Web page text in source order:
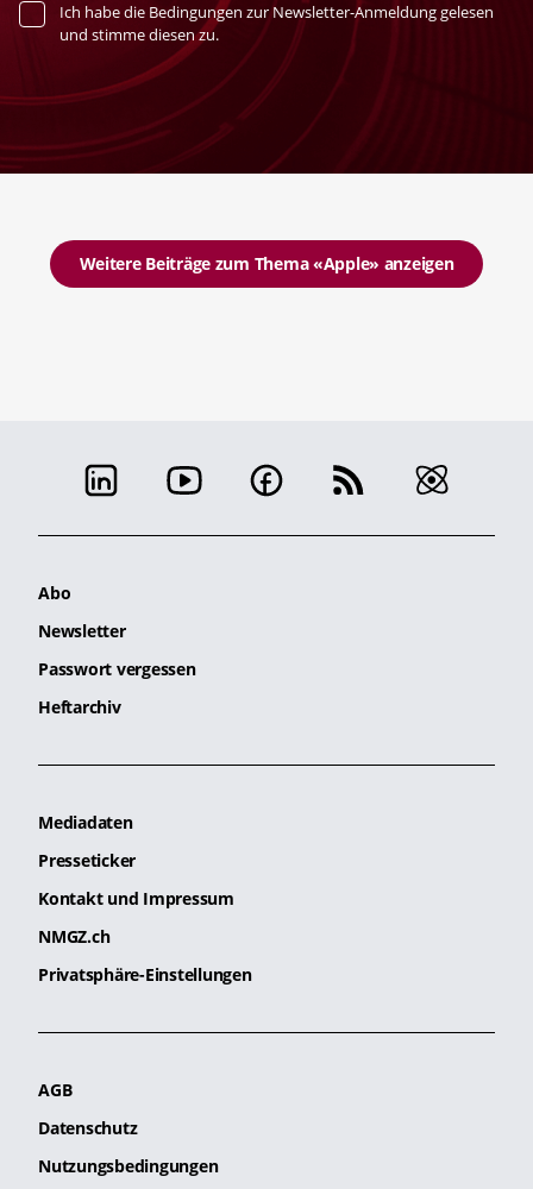
Ich habe die Bedingungen zur Newsletter-Anmeldung gelesen
und stimme diesen zu.
Weitere Beiträge zum Thema «Apple» anzeigen
Abo
Newsletter
Passwort vergessen
Heftarchiv
Mediadaten
Presseticker
Kontakt und Impressum
NMGZ.ch
Privatsphäre-Einstellungen
AGB
Datenschutz
Nutzungsbedingungen